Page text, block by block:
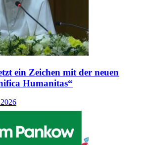
ein Zeichen mit der neuen
Humanitas“